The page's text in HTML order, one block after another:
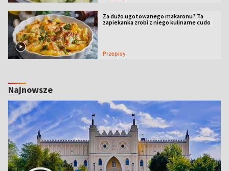
Za dużo ugotowanego makaronu? Ta
zapiekanka zrobi z niego kulinarne cudo
Przepisy
Najnowsze